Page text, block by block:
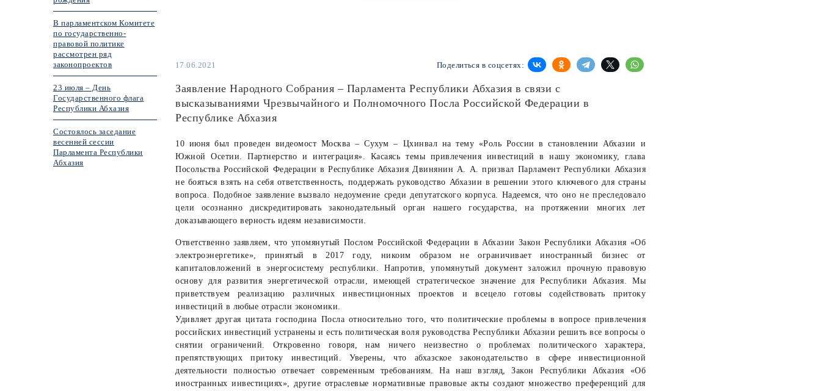
В парламентском Комитете
по государственно-
правовой политике
рассмотрен ряд
законопроектов
23 июля – День
Государственного флага
Республики Абхазия
Состоялось заседание
весенней сессии
Парламента Республики
Абхазия
17.06.2021 Поделиться в соцсетях:
Заявление Народного Собрания – Парламента Республики Абхазия в связи с
высказываниями Чрезвычайного и Полномочного Посла Российской Федерации в
Республике Абхазия
10 июня был проведен видеомост Москва – Сухум – Цхинвал на тему «Роль России в становлении Абхазии и
Южной Осетии. Партнерство и интеграция». Касаясь темы привлечения инвестиций в нашу экономику, глава
Посольства Российской Федерации в Республике Абхазия Двинянин А. А. призвал Парламент Республики Абхазия
не бояться взять на себя ответственность, поддержать руководство Абхазии в решении этого ключевого для страны
вопроса. Подобное заявление вызвало недоумение среди депутатского корпуса. Надеемся, что оно не преследовало
цели осознанно дискредитировать законодательный орган нашего государства, на протяжении многих лет
доказывающего верность идеям независимости.
Ответственно заявляем, что упомянутый Послом Российской Федерации в Абхазии Закон Республики Абхазия «Об
электроэнергетике», принятый в 2017 году, никоим образом не ограничивает иностранный бизнес от
капиталовложений в энергосистему республики. Напротив, упомянутый документ заложил прочную правовую
основу для развития энергетической отрасли, имеющей стратегическое значение для Республики Абхазия. Мы
приветствуем реализацию различных инвестиционных проектов и всецело готовы содействовать притоку
инвестиций в любые отрасли экономики.
Удивляет другая цитата господина Посла относительно того, что политические проблемы в вопросе привлечения
российских инвестиций устранены и есть политическая воля руководства Республики Абхазии решить все вопросы о
снятии ограничений. Откровенно говоря, нам ничего неизвестно о проблемах политического характера,
препятствующих притоку инвестиций. Уверены, что абхазское законодательство в сфере инвестиционной
деятельности полностью отвечает современным требованиям. На наш взгляд, Закон Республики Абхазия «Об
иностранных инвестициях», другие отраслевые нормативные правовые акты создают множество преференций для